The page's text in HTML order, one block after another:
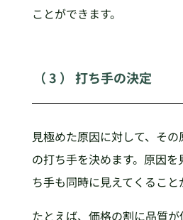
ことができます。
（ 3 ） 打ち手の決定
見極めた原因に対して、そ
の打ち手を決めます。原因
ち手も同時に見えてくること
たとえば、価格の割に品質